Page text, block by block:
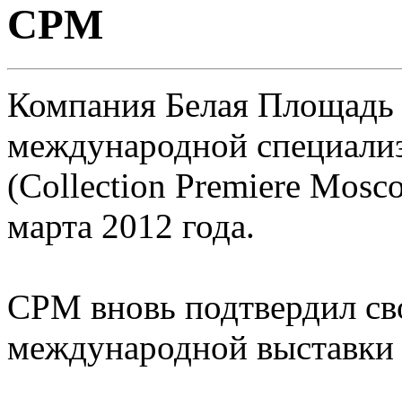
CPM
Компания Белая
международной
(Collection Premiere
марта 2012 года.
СРМ вновь подтвердил
международной